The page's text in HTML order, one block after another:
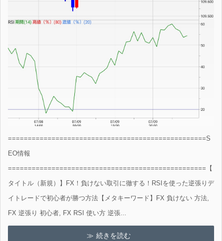
==================================================S
EO情報
==================================================【
タイトル（新規）】FX！負けない取引に徹する！RSIを使った逆張りデ
イトレードで初心者が勝つ方法【メタキーワード】FX 負けない 方法,
FX 逆張り 初心者, FX RSI 使い方 逆張...
続きを読む